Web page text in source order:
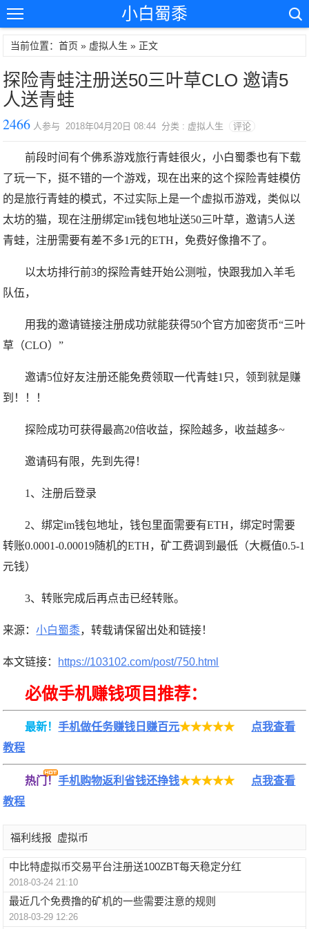
小白蜀黍
当前位置：首页 » 虚拟人生 » 正文
探险青蛙注册送50三叶草CLO 邀请5
人送青蛙
2466 人参与 2018年04月20日 08:44 分类 : 虚拟人生 评论
前段时间有个佛系游戏旅行青蛙很火，小白蜀黍也有下载
了玩一下，挺不错的一个游戏，现在出来的这个探险青蛙模仿
的是旅行青蛙的模式，不过实际上是一个虚拟币游戏，类似以
太坊的猫，现在注册绑定im钱包地址送50三叶草，邀请5人送
青蛙，注册需要有差不多1元的ETH，免费好像撸不了。
以太坊排行前3的探险青蛙开始公测啦，快跟我加入羊毛
队伍，
用我的邀请链接注册成功就能获得50个官方加密货币“三叶
草（CLO）”
邀请5位好友注册还能免费领取一代青蛙1只，领到就是赚
到！！！
探险成功可获得最高20倍收益，探险越多，收益越多~
邀请码有限，先到先得！
1、注册后登录
2、绑定im钱包地址，钱包里面需要有ETH，绑定时需要
转账0.0001-0.00019随机的ETH，矿工费调到最低（大概值0.5-1
元钱）
3、转账完成后再点击已经转账。
来源：小白蜀黍，转载请保留出处和链接！
本文链接： https://103102.com/post/750.html
必做手机赚钱项目推荐：
最新！手机做任务赚钱日赚百元★★★★★
点我查看
教程
热门！手机购物返利省钱还挣钱★★★★★
点我查看
教程
福利线报 虚拟币
中比特虚拟币交易平台注册送100ZBT每天稳定分红
2018-03-24 21:10
最近几个免费撸的矿机的一些需要注意的规则
2018-03-29 12:26